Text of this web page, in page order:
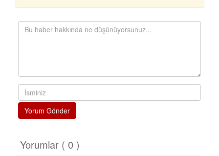
Yorum Gönder
Yorumlar ( 0 )